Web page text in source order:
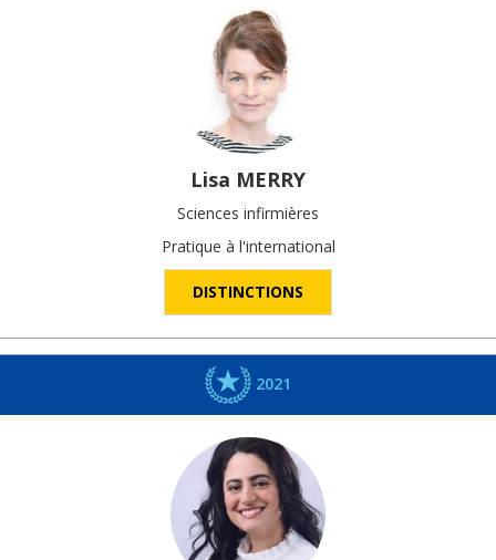
Lisa MERRY
Sciences infirmières
Pratique à l'international
DISTINCTIONS
2021